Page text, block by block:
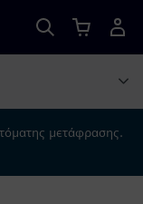
μετάφρασης.